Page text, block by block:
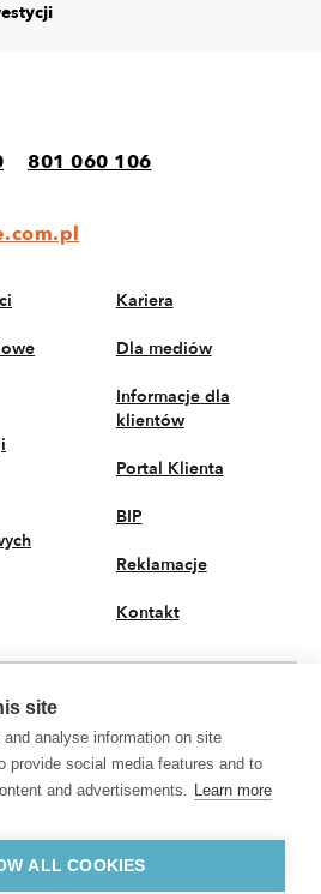
801 060 106
Kariera
Dla mediów
Informacje dla
klientów
Portal Klienta
BIP
Reklamacje
Kontakt
Wszystkie prawa zastrzeżone
Przetwarzanie danych osobowych
50, 00-025 Warszawa, Sąd Rejonowy dla
XII Wydział Gospodarczy Krajowego Rejestru
site
analyse information on site
provide social media features and to
and advertisements. Learn more
ALL COOKIES